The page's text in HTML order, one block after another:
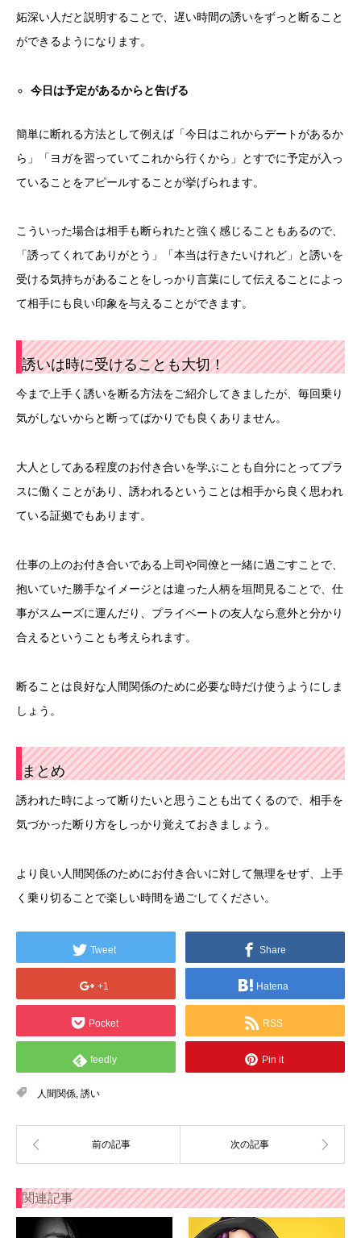
妬深い人だと説明することで、遅い時間の誘いをずっと断ること
ができるようになります。
今日は予定があるからと告げる
簡単に断れる方法として例えば「今日はこれからデートがあるか
ら」「ヨガを習っていてこれから行くから」とすでに予定が入っ
ていることをアピールすることが挙げられます。
こういった場合は相手も断られたと強く感じることもあるので、
「誘ってくれてありがとう」「本当は行きたいけれど」と誘いを
受ける気持ちがあることをしっかり言葉にして伝えることによっ
て相手にも良い印象を与えることができます。
誘いは時に受けることも大切！
今まで上手く誘いを断る方法をご紹介してきましたが、毎回乗り
気がしないからと断ってばかりでも良くありません。
大人としてある程度のお付き合いを学ぶことも自分にとってプラ
スに働くことがあり、誘われるということは相手から良く思われ
ている証拠でもあります。
仕事の上のお付き合いである上司や同僚と一緒に過ごすことで、
抱いていた勝手なイメージとは違った人柄を垣間見ることで、仕
事がスムーズに運んだり、プライベートの友人なら意外と分かり
合えるということも考えられます。
断ることは良好な人間関係のために必要な時だけ使うようにしま
しょう。
まとめ
誘われた時によって断りたいと思うことも出てくるので、相手を
気づかった断り方をしっかり覚えておきましょう。
より良い人間関係のためにお付き合いに対して無理をせず、上手
く乗り切ることで楽しい時間を過ごしてください。
Tweet Share
+1 Hatena
Pocket RSS
feedly Pin it
人間関係, 誘い
関連記事